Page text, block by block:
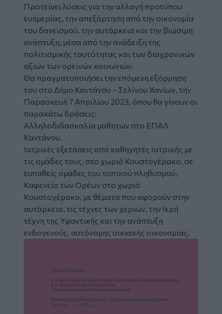
Προτείνει λύσεις για την αλλαγή προτύπου
ευημερίας, την απεξάρτηση από την οικονομία
του δανεισμού, την αυτάρκεια και την βιώσιμη
ανάπτυξη, μέσα από την ανάδειξη της
πολιτισμικής ταυτότητας και των διαχρονικών
αξιών των ορεινών κοινωνιών.
Θα πραγματοποιήσει την επόμενη εξόρμηση
του στο Δήμο Καντάνου – Σελίνου Χανίων, την
Παρασκευή 7 Απριλίου 2023, όπου θα γίνουν οι
παρακάτω δράσεις:
Αλληλοδιδασκαλία μαθητών στο ΕΠΑΛ
Καντάνου.
Ιατρικές εξετάσεις από καθηγητές Ιατρικής με
τις ομάδες τους, στο χωριό Κουστογέρακο, σε
ευπαθείς ομάδες του τοπικού πληθυσμού,
Καφενείο των Ορέων στο χωριό
Κουστογέρακο, με θέματα που αφορούν στην
αυτάρκεια, τις τέχνες των χεριών, την Ιερή
τέχνη της Υφαντικής και την ανάπτυξη
ενδογενούς, αυτόνομης οικιακής οικονομίας.